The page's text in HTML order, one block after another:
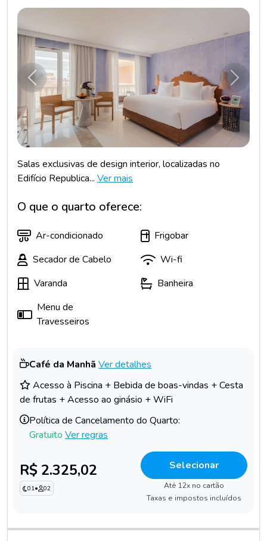
Anterior
Salas exclusivas de design interior, localizadas no
Edifício Republica... Ver mais
O que o quarto oferece:
Ar-condicionado
Frigobar
Secador de Cabelo
Wi-fi
Varanda
Banheira
Menu de
Travesseiros
Café da Manhã Ver detalhes
Acesso à Piscina + Bebida de boas-vindas + Cesta
de frutas + Acesso ao ginásio + WiFi
Política de Cancelamento do Quarto:
Gratuito Ver regras
R$ 2.325,02
01• 02
Selecionar
Até 12x no cartão
Taxas e impostos incluídos